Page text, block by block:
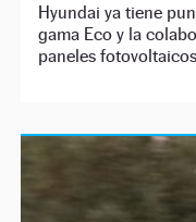
Hyundai ya tiene
gama Eco y la
paneles